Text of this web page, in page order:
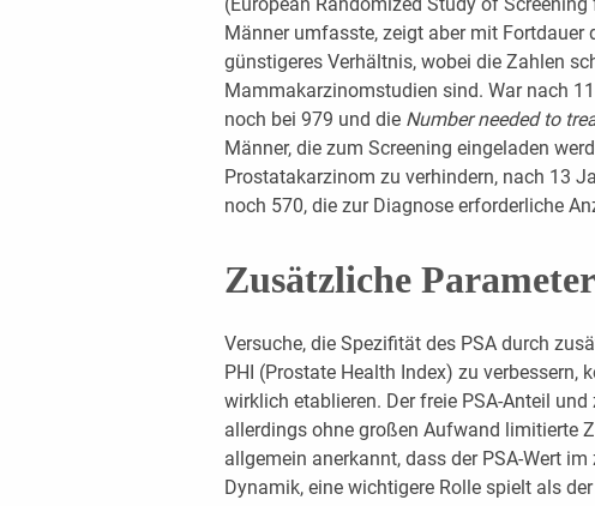
Männer umfasste, zeigt aber mit Fortdauer
günstigeres Verhältnis, wobei die Zahlen
Mammakarzinomstudien sind. War nach
noch bei 979 und die Number needed to
Männer, die zum Screening eingeladen
Prostatakarzinom zu verhindern, nach 13
noch 570, die zur Diagnose erforderliche
Zusätzliche Parameter
Versuche, die Spezifität des PSA durch
PHI (Prostate Health Index) zu
wirklich etablieren. Der freie PSA-Anteil
allerdings ohne großen Aufwand limitierte
allgemein anerkannt, dass der PSA-Wert
Dynamik, eine wichtigere Rolle spielt als